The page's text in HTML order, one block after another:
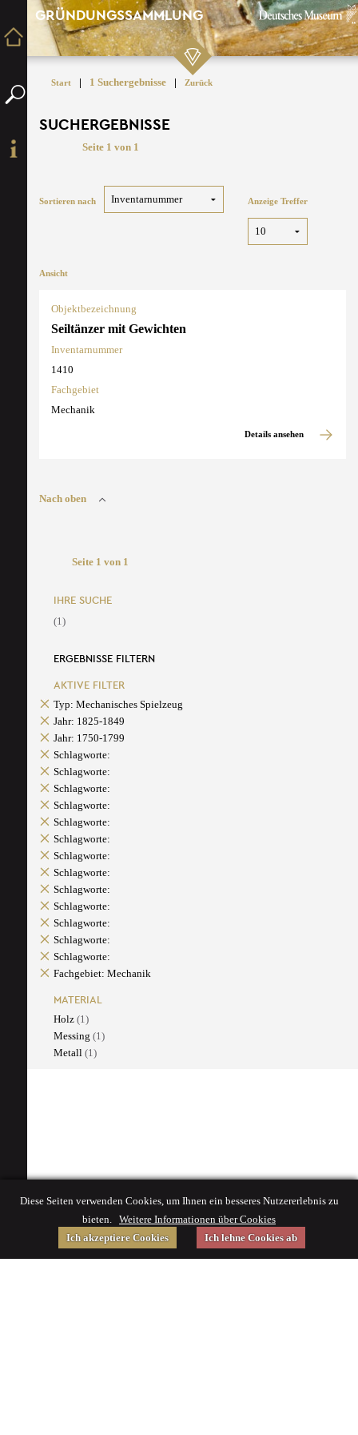
GRÜNDUNGSSAMMLUNG
Start | 1 Suchergebnisse | Zurück
SUCHERGEBNISSE
Seite 1 von 1
Sortieren nach Anzeige Treffer
Ansicht
Objektbezeichnung
Seiltänzer mit Gewichten
Inventarnummer
1410
Fachgebiet
Mechanik
Details ansehen
Nach oben
Seite 1 von 1
IHRE SUCHE
(1)
ERGEBNISSE FILTERN
AKTIVE FILTER
Typ: Mechanisches Spielzeug
Jahr: 1825-1849
Jahr: 1750-1799
Schlagworte:
Schlagworte:
Schlagworte:
Schlagworte:
Schlagworte:
Schlagworte:
Schlagworte:
Schlagworte:
Schlagworte:
Schlagworte:
Schlagworte:
Schlagworte:
Schlagworte:
Fachgebiet: Mechanik
MATERIAL
Holz (1)
Messing (1)
Metall (1)
Diese Seiten verwenden Cookies, um Ihnen ein besseres Nutzererlebnis zu
bieten. Weitere Informationen über Cookies
Ich akzeptiere Cookies
Ich lehne Cookies ab